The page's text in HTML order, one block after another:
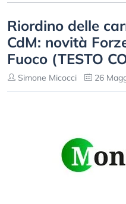
Riordino delle
CdM: novità
Fuoco (TESTO
Simone Micocci 26